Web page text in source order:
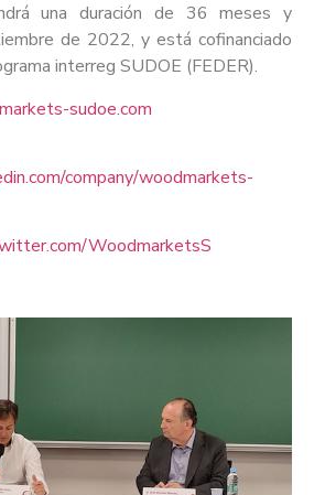
una duración de 36 meses y
de 2022, y está cofinanciado
interreg SUDOE (FEDER).
sudoe.com
company/woodmarkets-
WoodmarketsS